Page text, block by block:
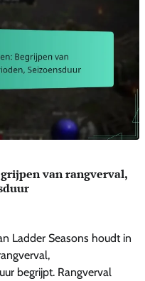
van rangverval,
Ladder Seasons houdt in
begrijpt. Rangverval